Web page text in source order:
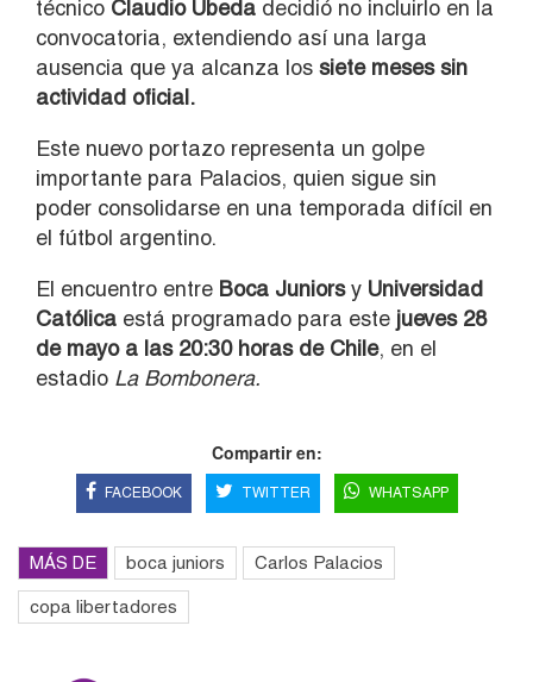
técnico Claudio Úbeda decidió no incluirlo en la
convocatoria, extendiendo así una larga
ausencia que ya alcanza los siete meses sin
actividad oficial.
Este nuevo portazo representa un golpe
importante para Palacios, quien sigue sin
poder consolidarse en una temporada difícil en
el fútbol argentino.
El encuentro entre Boca Juniorsy Universidad
Católica está programado para este jueves 28
de mayo a las 20:30 horas de Chile, en el
estadio La Bombonera.
Compartir en:
FACEBOOK TWITTER WHATSAPP
MÁS DE boca juniors Carlos Palacios
copa libertadores